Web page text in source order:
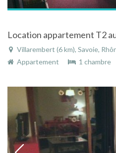
Villarembert (6 km), Savoie, Rhône-
Appartement
1 chambre